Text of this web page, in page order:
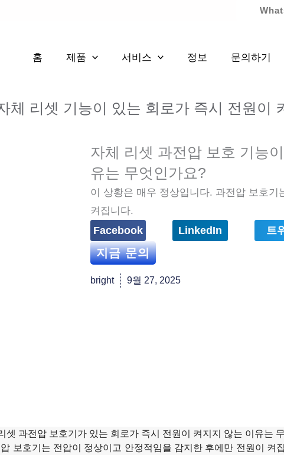
홈 제품 서비스 정보 문의하기
체 리셋 기능이 있는 회로가 즉시 전원이
자체 리셋 과전압 보호 기능
유는 무엇인가요?
이 상황은 매우 정상입니다. 과전압 보호
켜집니다.
Facebook LinkedIn 트
지금 문의
bright 9월 27, 2025
셋 과전압 보호기가 있는 회로가 즉시 전원이 켜지지 않는 이유는
보호기는 전압이 정상이고 안정적임을 감지한 후에만 전원이 켜